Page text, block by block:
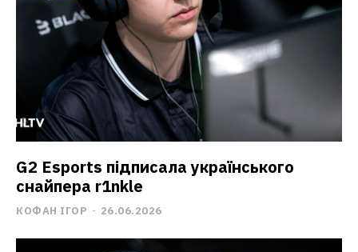
G2 Esports підписала українського
снайпера r1nkle
КОФАН ІГОР - 26.06.2026